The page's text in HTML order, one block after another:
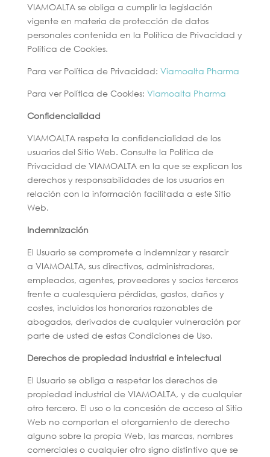
VIAMOALTA se obliga a cumplir la legislación
vigente en materia de protección de datos
personales contenida en la Política de Privacidad y
Política de Cookies.
Para ver Política de Privacidad: Viamoalta Pharma
Para ver Política de Cookies: Viamoalta Pharma
Confidencialidad
VIAMOALTA respeta la confidencialidad de los
usuarios del Sitio Web. Consulte la Política de
Privacidad de VIAMOALTA en la que se explican los
derechos y responsabilidades de los usuarios en
relación con la información facilitada a este Sitio
Web.
Indemnización
El Usuario se compromete a indemnizar y resarcir
a VIAMOALTA, sus directivos, administradores,
empleados, agentes, proveedores y socios terceros
frente a cualesquiera pérdidas, gastos, daños y
costes, incluidos los honorarios razonables de
abogados, derivados de cualquier vulneración por
parte de usted de estas Condiciones de Uso.
Derechos de propiedad industrial e intelectual
El Usuario se obliga a respetar los derechos de
propiedad industrial de VIAMOALTA, y de cualquier
otro tercero. El uso o la concesión de acceso al Sitio
Web no comportan el otorgamiento de derecho
alguno sobre la propia Web, las marcas, nombres
comerciales o cualquier otro signo distintivo que se